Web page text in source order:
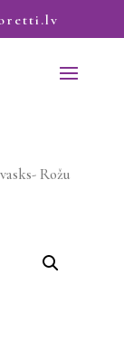
Rožu